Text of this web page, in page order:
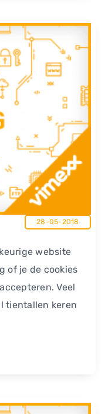
28-05-2018
website
of je de cookies
Veel
tientallen keren